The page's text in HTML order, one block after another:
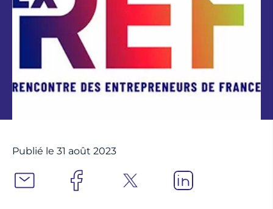
Publié le 31 août 2023